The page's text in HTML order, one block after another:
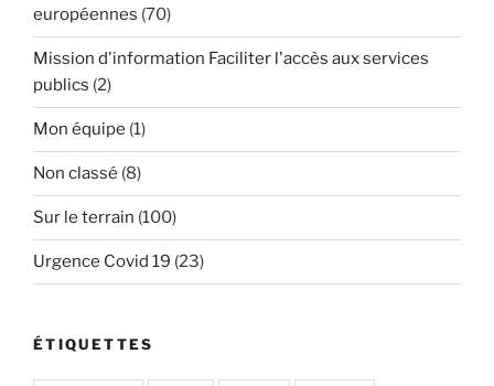
européennes (70)
Mission d'information Faciliter l'accès aux services
publics (2)
Mon équipe (1)
Non classé (8)
Sur le terrain (100)
Urgence Covid 19 (23)
ÉTIQUETTES